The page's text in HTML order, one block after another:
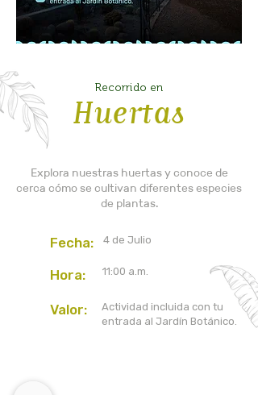
Recorrido en
Huertas
Explora nuestras huertas y conoce de
cerca cómo se cultivan diferentes especies
de plantas.
Fecha: 4 de Julio
Hora: 11:00 a.m.
Valor:
Actividad incluida con tu
entrada al Jardín Botánico.